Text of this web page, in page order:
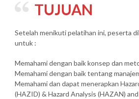
TUJUAN
Setelah menikuti pelatihan ini, peserta
untuk :
Memahami dengan baik konsep dan
Memahami dengan baik tentang
Memahami dan dapat menerapkan
(HAZID) & Hazard Analysis (HAZAN)